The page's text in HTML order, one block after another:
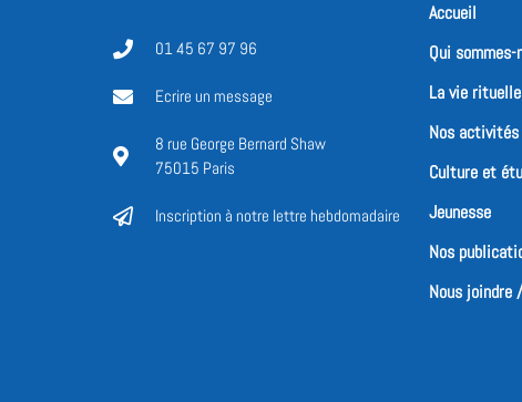
01 45 67 97 96
Ecrire un message
8 rue George Bernard Shaw
75015 Paris
Inscription à notre lettre hebdomadaire
Accueil
Qui sommes-
La vie rituelle
Nos activités
Culture et
Jeunesse
Nos
Nous joindre